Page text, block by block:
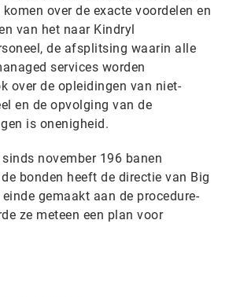
over de exacte voordelen en
van het naar Kindryl
de afsplitsing waarin alle
services worden
over de opleidingen van niet-
en de opvolging van de
is onenigheid.
november 196 banen
bonden heeft de directie van Big
gemaakt aan de procedure-
ze meteen een plan voor